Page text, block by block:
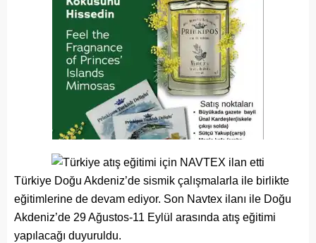
Türkiye Doğu Akdeniz’de sismik çalışmalarla ile birlikte
eğitimlerine de devam ediyor. Son Navtex ilanı ile Doğu
Akdeniz’de 29 Ağustos-11 Eylül arasında atış eğitimi
yapılacağı duyuruldu.